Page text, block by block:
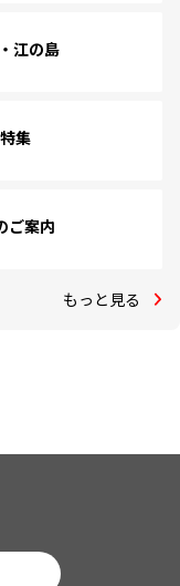
江の島
集
ご案内
もっと見る